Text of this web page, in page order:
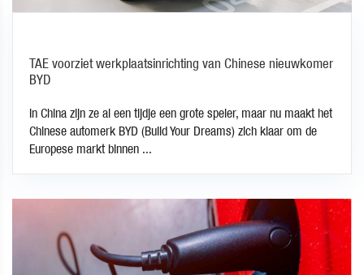
TAE voorziet werkplaatsinrichting van Chinese nieuwkomer
BYD
In China zijn ze al een tijdje een grote speler, maar nu maakt het
Chinese automerk BYD (Build Your Dreams) zich klaar om de
Europese markt binnen ...